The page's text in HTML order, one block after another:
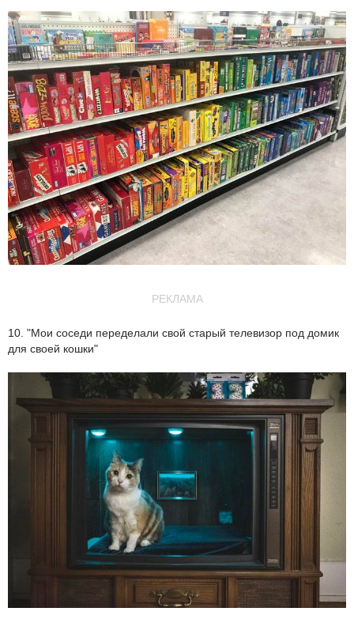
РЕКЛАМА
10. "Мои соседи переделали свой старый телевизор под домик
для своей кошки"